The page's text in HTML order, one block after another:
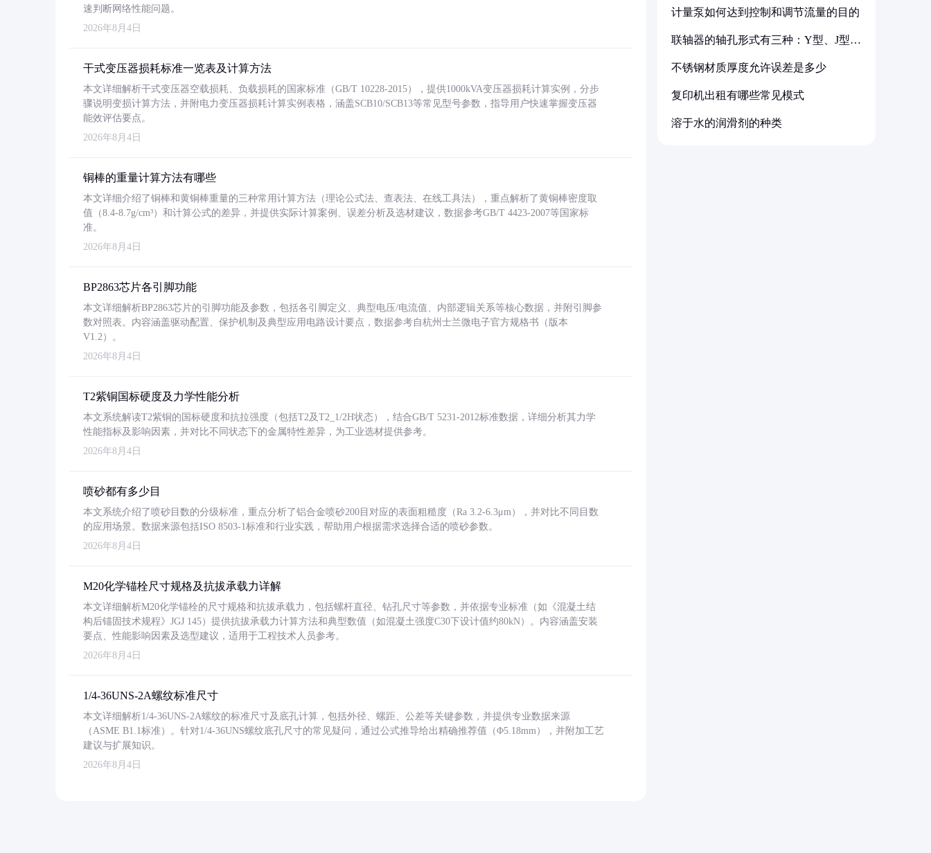
速判断网络性能问题。
2026年8月4日
干式变压器损耗标准一览表及计算方法
本文详细解析干式变压器空载损耗、负载损耗的国家标准（GB/T 10228-2015），提供1000kVA变压器损耗计算实例，分步
骤说明变损计算方法，并附电力变压器损耗计算实例表格，涵盖SCB10/SCB13等常见型号参数，指导用户快速掌握变压器
能效评估要点。
2026年8月4日
铜棒的重量计算方法有哪些
本文详细介绍了铜棒和黄铜棒重量的三种常用计算方法（理论公式法、查表法、在线工具法），重点解析了黄铜棒密度取
值（8.4-8.7g/cm³）和计算公式的差异，并提供实际计算案例、误差分析及选材建议，数据参考GB/T 4423-2007等国家标
准。
2026年8月4日
BP2863芯片各引脚功能
本文详细解析BP2863芯片的引脚功能及参数，包括各引脚定义、典型电压/电流值、内部逻辑关系等核心数据，并附引脚参
数对照表。内容涵盖驱动配置、保护机制及典型应用电路设计要点，数据参考自杭州士兰微电子官方规格书（版本
V1.2）。
2026年8月4日
T2紫铜国标硬度及力学性能分析
本文系统解读T2紫铜的国标硬度和抗拉强度（包括T2及T2_1/2H状态），结合GB/T 5231-2012标准数据，详细分析其力学
性能指标及影响因素，并对比不同状态下的金属特性差异，为工业选材提供参考。
2026年8月4日
喷砂都有多少目
本文系统介绍了喷砂目数的分级标准，重点分析了铝合金喷砂200目对应的表面粗糙度（Ra 3.2-6.3μm），并对比不同目数
的应用场景。数据来源包括ISO 8503-1标准和行业实践，帮助用户根据需求选择合适的喷砂参数。
2026年8月4日
M20化学锚栓尺寸规格及抗拔承载力详解
本文详细解析M20化学锚栓的尺寸规格和抗拔承载力，包括螺杆直径、钻孔尺寸等参数，并依据专业标准（如《混凝土结
构后锚固技术规程》JGJ 145）提供抗拔承载力计算方法和典型数值（如混凝土强度C30下设计值约80kN）。内容涵盖安装
要点、性能影响因素及选型建议，适用于工程技术人员参考。
2026年8月4日
1/4-36UNS-2A螺纹标准尺寸
本文详细解析1/4-36UNS-2A螺纹的标准尺寸及底孔计算，包括外径、螺距、公差等关键参数，并提供专业数据来源
（ASME B1.1标准）。针对1/4-36UNS螺纹底孔尺寸的常见疑问，通过公式推导给出精确推荐值（Φ5.18mm），并附加工艺
建议与扩展知识。
2026年8月4日
计量泵如何达到控制和调节流量的目的
联轴器的轴孔形式有三种：Y型、J型、
不锈钢材质厚度允许误差是多少
复印机出租有哪些常见模式
溶于水的润滑剂的种类